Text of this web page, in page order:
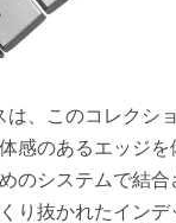
、このコレクシ
感のあるエッジを
のシステムで結合
り抜かれたインデ